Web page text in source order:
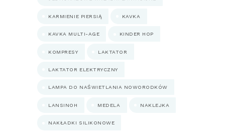
KARMIENIE PIERSIĄ KAVKA
KAVKA MULTI-AGE KINDER HOP
KOMPRESY LAKTATOR
LAKTATOR ELEKTRYCZNY
LAMPA DO NAŚWIETLANIA NOWORODKÓW
LANSINOH MEDELA NAKLEJKA
NAKŁADKI SILIKONOWE